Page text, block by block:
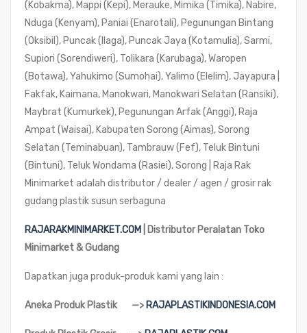
(Kobakma), Mappi (Kepi), Merauke, Mimika (Timika), Nabire,
Nduga (Kenyam), Paniai (Enarotali), Pegunungan Bintang
(Oksibil), Puncak (Ilaga), Puncak Jaya (Kotamulia), Sarmi,
Supiori (Sorendiweri), Tolikara (Karubaga), Waropen
(Botawa), Yahukimo (Sumohai), Yalimo (Elelim), Jayapura |
Fakfak, Kaimana, Manokwari, Manokwari Selatan (Ransiki),
Maybrat (Kumurkek), Pegunungan Arfak (Anggi), Raja
Ampat (Waisai), Kabupaten Sorong (Aimas), Sorong
Selatan (Teminabuan), Tambrauw (Fef), Teluk Bintuni
(Bintuni), Teluk Wondama (Rasiei), Sorong |
Raja Rak
Minimarket adalah distributor / dealer / agen / grosir rak
gudang plastik susun serbaguna
RAJARAKMINIMARKET.COM | Distributor Peralatan Toko
Minimarket & Gudang
Dapatkan juga produk-produk kami yang lain :
Aneka Produk Plastik —> RAJAPLASTIKINDONESIA.COM